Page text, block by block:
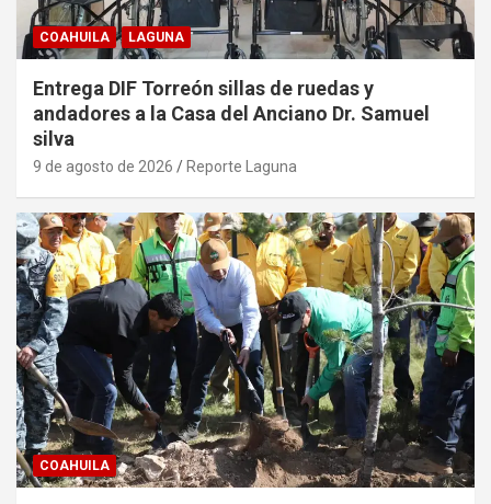
COAHUILA LAGUNA
Entrega DIF Torreón sillas de ruedas y
andadores a la Casa del Anciano Dr. Samuel
silva
9 de agosto de 2026 Reporte Laguna
COAHUILA